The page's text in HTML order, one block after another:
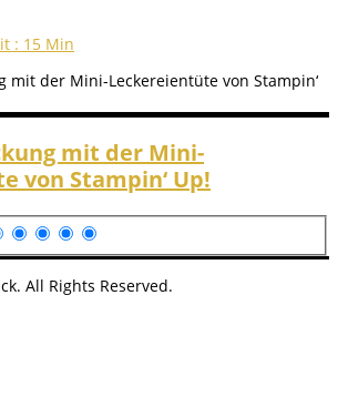
: 15 Min
mit der Mini-
von Stampin‘ Up!
All Rights Reserved.